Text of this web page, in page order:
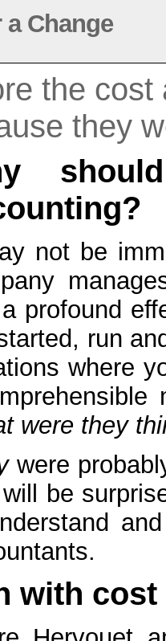
Change
the
they
not be
profound
run
where
were they
were
will be
with